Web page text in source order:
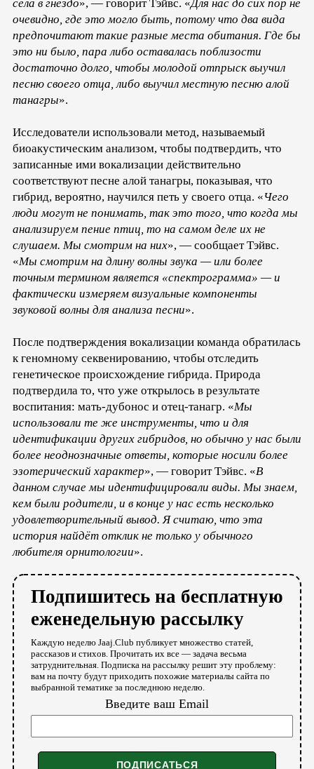
села в гнездо», — говорит Тэйвс. «Для нас до сих пор не
очевидно, где это могло быть, потому что два вида
предпочитают такие разные места обитания. Где бы
это ни было, пара либо оставалась поблизости
достаточно долго, чтобы молодой отпрыск выучил
песню своего отца, либо выучил местную песню алой
танагры».
Исследователи использовали метод, называемый
биоакустическим анализом, чтобы подтвердить, что
записанные ими вокализации действительно
соответствуют песне алой танагры, показывая, что
гибрид, вероятно, научился петь у своего отца. «Чего
люди могут не понимать, так это того, что когда мы
анализируем пение птиц, то на самом деле их не
слушаем. Мы смотрим на них», — сообщает Тэйвс.
«Мы смотрим на длину волны звука — или более
точным термином является «спектрограмма» — и
фактически измеряем визуальные компоненты
звуковой волны для анализа песни».
После подтверждения вокализации команда обратилась
к геномному секвенированию, чтобы отследить
генетическое происхождение гибрида. Природа
подтвердила то, что уже открылось в результате
воспитания: мать-дубонос и отец-танагр. «Мы
использовали те же инструменты, что и для
идентификации других гибридов, но обычно у нас были
более неоднозначные ответы, которые носили более
эзотерический характер», — говорит Тэйвс. «В
данном случае мы идентифицировали виды. Мы знаем,
кем были родители, и в конце у нас есть несколько
удовлетворительный вывод. Я считаю, что эта
история найдёт отклик не только у обычного
любителя орнитологии».
Подпишитесь на бесплатную
еженедельную рассылку
Каждую неделю Jaaj.Club публикует множество статей,
рассказов и стихов. Прочитать их все — задача весьма
затруднительная. Подписка на рассылку решит эту проблему:
вам на почту будут приходить похожие материалы сайта по
выбранной тематике за последнюю неделю.
Введите ваш Email